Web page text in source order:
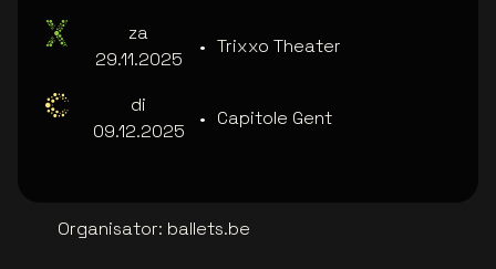
za
29.11.2025
• Trixxo Theater
di
09.12.2025
• Capitole Gent
Organisator: ballets.be